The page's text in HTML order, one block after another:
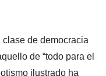
de democracia
de “todo para el
ilustrado ha